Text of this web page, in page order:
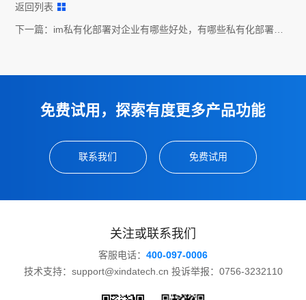
返回列表
下一篇： im私有化部署对企业有哪些好处，有哪些私有化部署
免费试用，探索有度更多产品功能
联系我们 免费试用
关注或联系我们
客服电话： 400-097-0006
技术支持：support@xindatech.cn 投诉举报：0756-3232110